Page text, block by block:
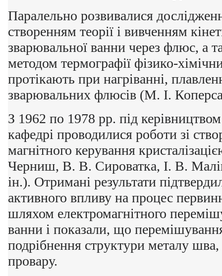
Паралельно розвивалися
створенням теорії і вивченням
зварювальної ванни через флюс, а
методом термографії фізико-
протікають при нагріванні,
зварювальних флюсів (М. І.
З 1962 по 1978 рр. під
кафедрі проводилися роботи зі
магнітного керування
Черниш, В. В. Сироватка, І. В.
ін.). Отримані результати
активного впливу на процес
шляхом електромагнітного
ванни і показали, що
подрібнення структури металу
провару.